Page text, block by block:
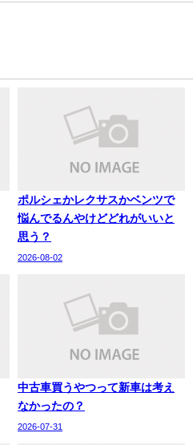
ポルシェかレクサスかベンツで
悩んでるんやけどどれがいいと
思う？
2026-08-02
中古車買うやつって新車は考え
なかったの？
2026-07-31